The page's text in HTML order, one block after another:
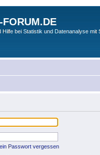
FORUM.DE
Hilfe bei Statistik und Datenanalyse mit
Passwort vergessen